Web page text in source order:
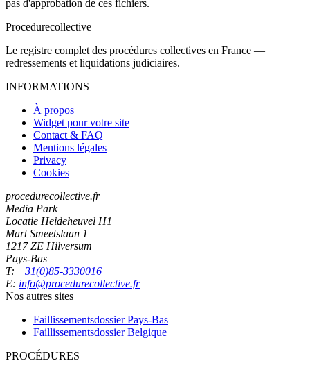
pas d'approbation de ces fichiers.
Procedurecollective
Le registre complet des procédures collectives en France —
redressements et liquidations judiciaires.
INFORMATIONS
À propos
Widget pour votre site
Contact & FAQ
Mentions légales
Privacy
Cookies
procedurecollective.fr
Media Park
Locatie Heideheuvel H1
Mart Smeetslaan 1
1217 ZE Hilversum
Pays-Bas
T: +31(0)85-3330016
E: info@procedurecollective.fr
Nos autres sites
Faillissementsdossier Pays-Bas
Faillissementsdossier Belgique
PROCÉDURES